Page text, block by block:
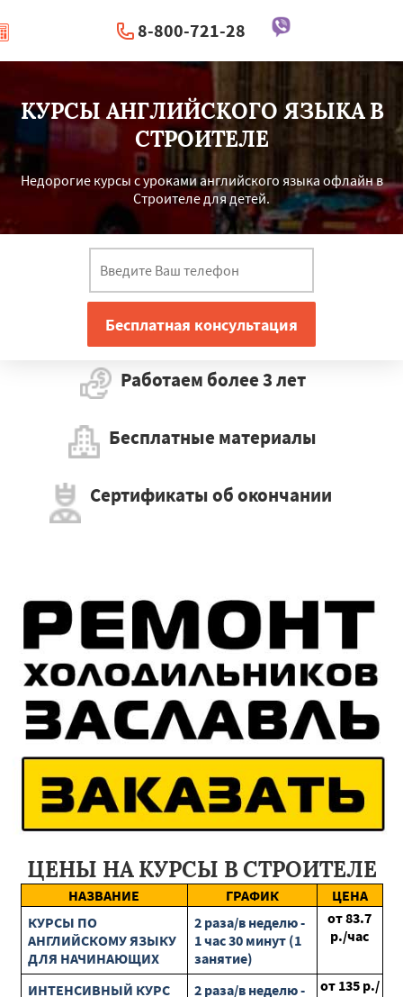
Работаем по регионам
Удельная Ногинск Свердловск Дубна Черноголовка
Лесной Москва Зея Белогорск Циолковский Бурея
Благовещенск Серышево Сковородино Завитинск
Архара Новобурейский Шимановск Магдагачи
Белгород Короча Борисовка Уразовка Ровеньки
Грайворон Губкин Ракитное Чернянка Пролетарск
Алексеевка Вейделевка
8-800-721-28
| Перезвоните мне
КУРСЫ АНГЛИЙСКОГО ЯЗЫКА В
СТРОИТЕЛЕ
Недорогие курсы с уроками английского языка офлайн в
Строителе для детей.
Работаем более 3 лет
Бесплатные материалы
Сертификаты об окончании
ЦЕНЫ НА КУРСЫ В СТРОИТЕЛЕ
НАЗВАНИЕ ГРАФИК
ЦЕНА
КУРСЫ ПО
АНГЛИЙСКОМУ ЯЗЫКУ
ДЛЯ НАЧИНАЮЩИХ
2 раза/в неделю -
1 час 30 минут (1
занятие)
от83.7
р./час
ИНТЕНСИВНЫЙ КУРС
2 раза/в неделю -
от 135 р./
УЗНАТЬ ПОДРОБНЕЕ ×